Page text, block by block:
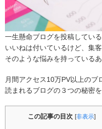
一生懸命ブログを投稿してい
いいねは付いているけど、集
そのような悩みを持っているあ
月間アクセス10万PV以上のブ
読まれるブログの３つの秘密
この記事の目次 [非表示]